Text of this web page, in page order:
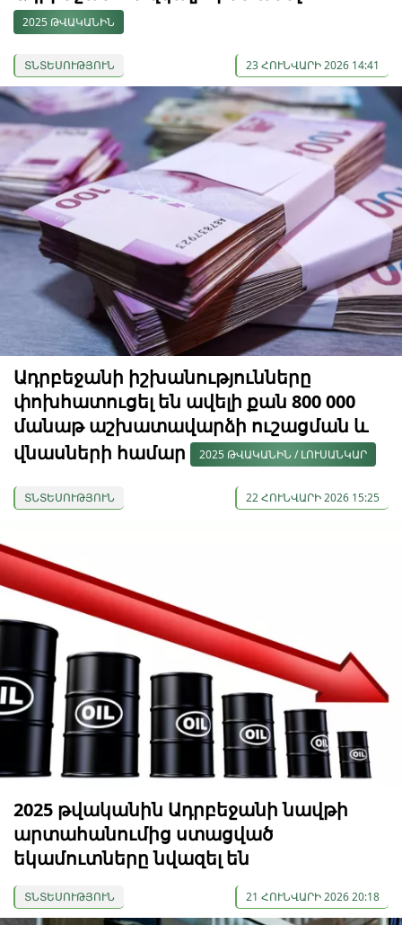
2025 ԹՎԱԿԱՆԻՆ
ՏՆՏԵՍՈՒԹՅՈՒՆ 23 ՀՈՒՆՎԱՐԻ 2026 14:41
Ադրբեջանի իշխանությունները
փոխհատուցել են ավելի քան 800 000
մանաթ աշխատավարձի ուշացման և
վնասների համար
2025 ԹՎԱԿԱՆԻՆ / ԼՈՒՍԱՆԿԱՐ
ՏՆՏԵՍՈՒԹՅՈՒՆ 22 ՀՈՒՆՎԱՐԻ 2026 15:25
2025 թվականին Ադրբեջանի նավթի
արտահանումից ստացված
եկամուտները նվազել են
ՏՆՏԵՍՈՒԹՅՈՒՆ 21 ՀՈՒՆՎԱՐԻ 2026 20:18